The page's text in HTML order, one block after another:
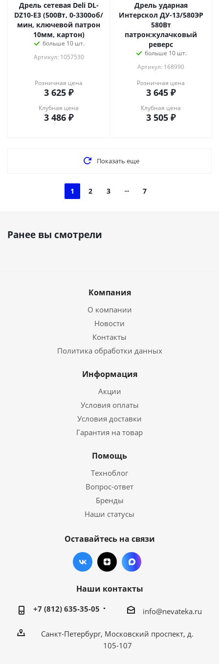
Дрель сетевая Deli DL-
DZ10-E3 (500Вт, 0-3300об/
мин, ключевой патрон
10мм, картон)
больше 10 шт.
Артикул: 1057530
Розничная цена
3 625 ₽
Клубная цена
3 486 ₽
Дрель ударная
Интерскол ДУ-13/580ЭР
580Вт
патрон:кулачковый
реверс
больше 10 шт.
Артикул: 168990
Розничная цена
3 645 ₽
Клубная цена
3 505 ₽
Показать еще
1 2 3 7
Ранее вы смотрели
Компания
О компании
Новости
Контакты
Политика обработки данных
Информация
Акции
Условия оплаты
Условия доставки
Гарантия на товар
Помощь
Техноблог
Вопрос-ответ
Бренды
Наши статусы
Оставайтесь на связи
Наши контакты
+7 (812) 635-35-05 info@nevateka.ru
Санкт-Петербург, Московский проспект, д.
105-107